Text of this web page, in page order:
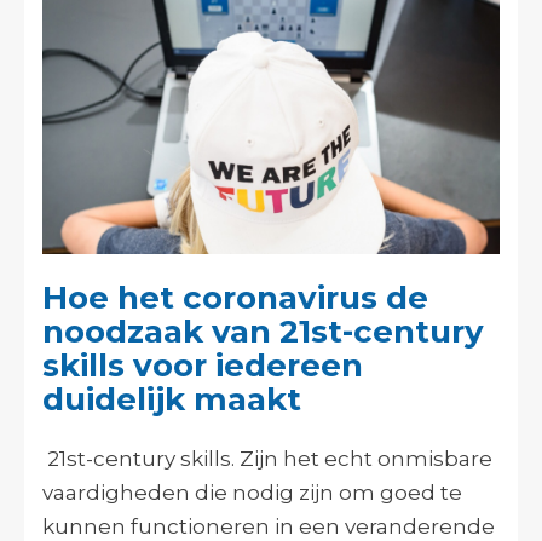
Hoe het coronavirus de
noodzaak van 21st-century
skills voor iedereen
duidelijk maakt
21st-century skills. Zijn het echt onmisbare
vaardigheden die nodig zijn om goed te
kunnen functioneren in een veranderende